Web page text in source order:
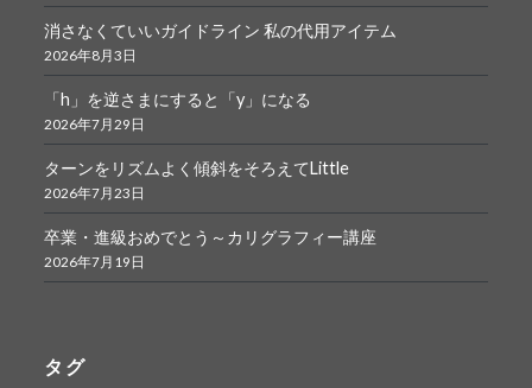
消さなくていいガイドライン 私の代用アイテム
2026年8月3日
「h」を逆さまにすると「y」になる
2026年7月29日
ターンをリズムよく傾斜をそろえてLittle
2026年7月23日
卒業・進級おめでとう～カリグラフィー講座
2026年7月19日
タグ